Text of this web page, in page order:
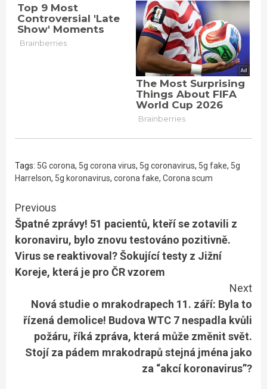
Tags: 5G corona, 5g corona virus, 5g coronavirus, 5g fake, 5g
Harrelson, 5g koronavirus, corona fake, Corona scum
Continue
Reading
Previous
Špatné zprávy! 51 pacientů, kteří se zotavili z
koronaviru, bylo znovu testováno pozitivně.
Virus se reaktivoval? Šokující testy z Jižní
Koreje, která je pro ČR vzorem
Next
Nová studie o mrakodrapech 11. září: Byla to
řízená demolice! Budova WTC 7 nespadla kvůli
požáru, říká zpráva, která může změnit svět.
Stojí za pádem mrakodrapů stejná jména jako
za “akcí koronavirus”?